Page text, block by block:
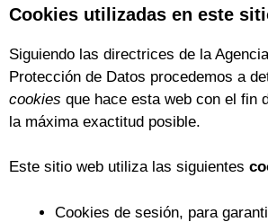
Cookies utilizadas en este
Siguiendo las directrices de la
Protección de Datos procedemos a
cookies que hace esta web con el fin
la máxima exactitud posible.
Este sitio web utiliza las siguientes
Cookies de sesión, para